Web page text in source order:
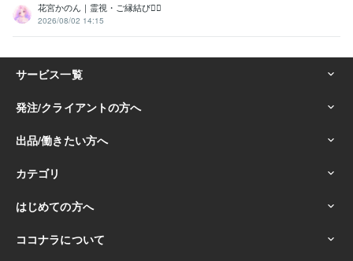
花宮かのん｜霊視・ご縁結び❁⃘
2026/08/02 14:15